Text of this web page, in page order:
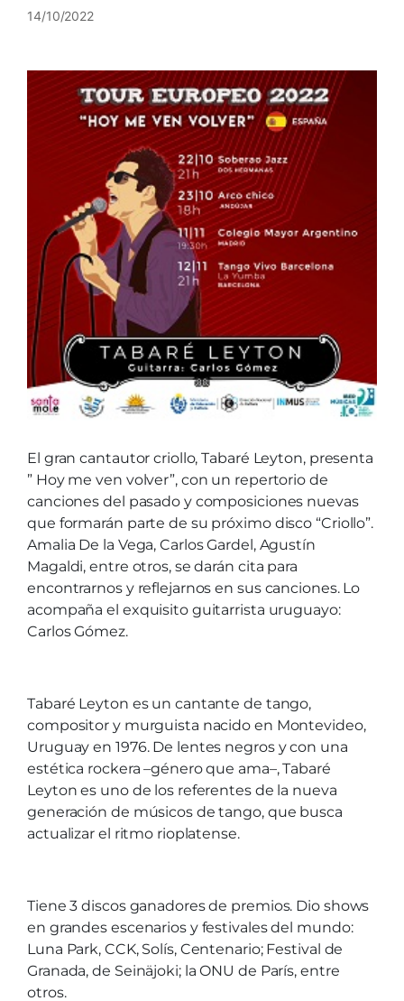
14/10/2022
El gran cantautor criollo, Tabaré Leyton, presenta
” Hoy me ven volver”, con un repertorio de
canciones del pasado y composiciones nuevas
que formarán parte de su próximo disco “Criollo”.
Amalia De la Vega, Carlos Gardel, Agustín
Magaldi, entre otros, se darán cita para
encontrarnos y reflejarnos en sus canciones. Lo
acompaña el exquisito guitarrista uruguayo:
Carlos Gómez.
Tabaré Leyton es un cantante de tango,
compositor y murguista nacido en Montevideo,
Uruguay en 1976. De lentes negros y con una
estética rockera –género que ama–, Tabaré
Leyton es uno de los referentes de la nueva
generación de músicos de tango, que busca
actualizar el ritmo rioplatense.
Tiene 3 discos ganadores de premios. Dio shows
en grandes escenarios y festivales del mundo:
Luna Park, CCK, Solís, Centenario; Festival de
Granada, de Seinäjoki; la ONU de París, entre
otros.